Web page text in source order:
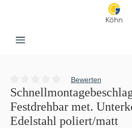
Durchschnittliche Bewertung von 0
Bewerten
Festdrehbar met.
Edelstahl poliert/matt